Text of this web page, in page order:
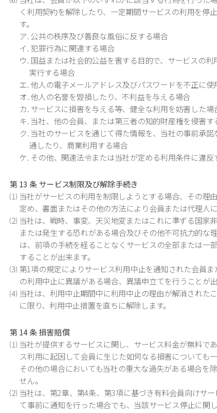
く利用契約を解除したり、一定期間サービスの利用を停
す。
ア. 公共の秩序及び善良な風俗に反する場合
イ. 犯罪行為に関連する場合
ウ. 国益または社会的公益を害する目的で、サービスの
実行する場合
エ. 他人の電子メールアドレス及びパスワードを不正に使
オ. 他人の名誉を毀損したり、不利益を与える場合
カ. サービスに損害を与える等、健全な利用を妨害した場
キ. 当社、他の会員、または第三者の知的財産権を侵害す
ク. 当社のサービスを通じて得た情報を、当社の事前承
通したり、商業利用する場合
ケ. その他、関連法令または当社が定める利用条件に違反
第 13 条 サービス制限及び解除手続き
⑴ 当社がサービスの利用を制限しようとする場合、その理
定め、書面またはその他の方法により会員または代理人
⑵ 当社は、戦時、事変、天災地変またはこれに準ずる国家
または発生する恐れがある場合及びその他不可抗力的な
は、前項の手続を経ることなくサービスの全部または一
することが出来ます。
⑶ 第1項の規定によりサービス利用中止を通知された会員ま
の利用中止に異議がある場合、異議申立てを行うことが
⑷ 当社は、利用中止期間中に利用中止の理由が解消された
に限り、利用中止措置を直ちに解除します。
第 14 条 損害賠償
⑴ 当社が提供するサービスに関し、サービス料金が無料で
ス利用に起因して会員に生じた如何なる損害についても
その他の場合においても当社の重大な過失がある場合を
せん。
⑵ 当社は、第2章、第4条、第3項に基づき有料会員向けサ
て事前に通知を行った場合でも、当該サービス停止に関